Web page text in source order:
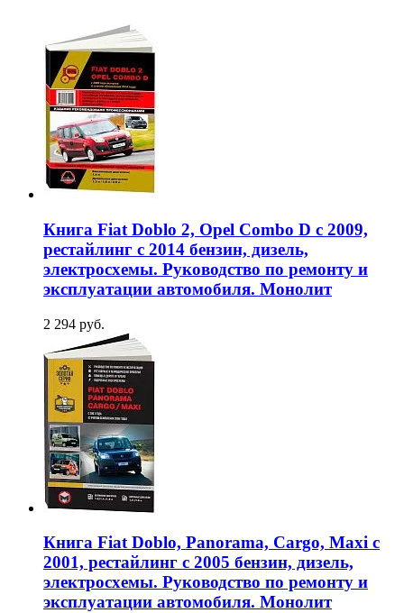
Книга Fiat Doblo 2, Opel Combo D с 2009,
рестайлинг с 2014 бензин, дизель,
электросхемы. Руководство по ремонту и
эксплуатации автомобиля. Монолит
2 294 руб.
Книга Fiat Doblo, Panorama, Cargo, Maxi с
2001, рестайлинг с 2005 бензин, дизель,
электросхемы. Руководство по ремонту и
эксплуатации автомобиля. Монолит